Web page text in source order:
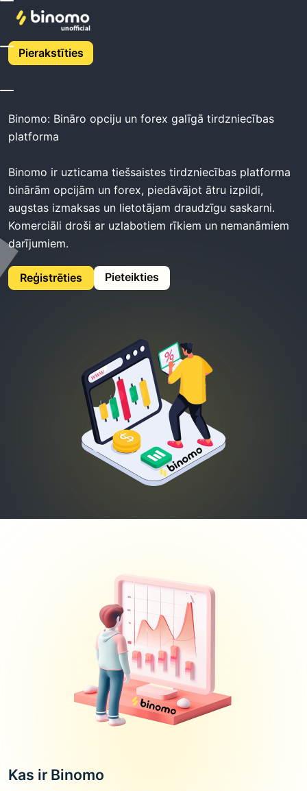
Pierakstīties
Binomo Broker -
Binomo: Bināro opciju un forex galīgā tirdzniecības
platforma
Binomo ir uzticama tiešsaistes tirdzniecības platforma
binārām opcijām un forex, piedāvājot ātru izpildi,
augstas izmaksas un lietotājam draudzīgu saskarni.
Komerciāli droši ar uzlabotiem rīkiem un nemanāmiem
darījumiem.
Reģistrēties Pieteikties
Kas ir Binomo